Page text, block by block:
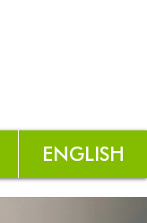
ENGLISH